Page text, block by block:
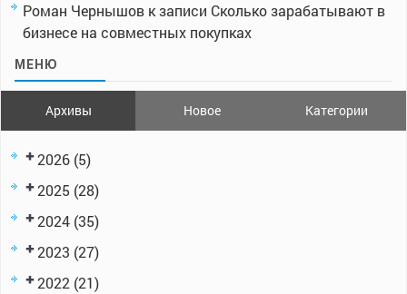
Роман Чернышов к записи Сколько зарабатывают в
бизнесе на совместных покупках
МЕНЮ
Архивы Новое Категории
2026 (5)
2025 (28)
2024 (35)
2023 (27)
2022 (21)